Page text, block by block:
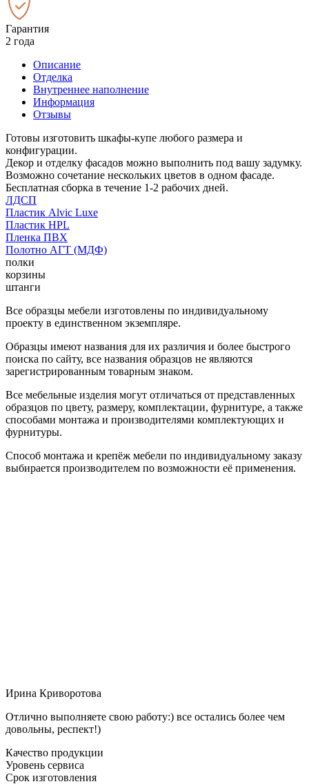
Гарантия
2 года
Описание
Отделка
Внутреннее наполнение
Информация
Отзывы
Готовы изготовить шкафы-купе любого размера и
конфигурации.
Декор и отделку фасадов можно выполнить под вашу задумку.
Возможно сочетание нескольких цветов в одном фасаде.
Бесплатная сборка в течение 1-2 рабочих дней.
ЛДСП
Пластик Alvic Luxe
Пластик HPL
Пленка ПВХ
Полотно АГТ (МДФ)
полки
корзины
штанги
Все образцы мебели изготовлены по индивидуальному
проекту в единственном экземпляре.
Образцы имеют названия для их различия и более быстрого
поиска по сайту, все названия образцов не являются
зарегистрированным товарным знаком.
Все мебельные изделия могут отличаться от представленных
образцов по цвету, размеру, комплектации, фурнитуре, а также
способами монтажа и производителями комплектующих и
фурнитуры.
Способ монтажа и крепёж мебели по индивидуальному заказу
выбирается производителем по возможности её применения.
Ирина Криворотова
Отлично выполняете свою работу:) все остались более чем
довольны, респект!)
Качество продукции
Уровень сервиса
Срок изготовления